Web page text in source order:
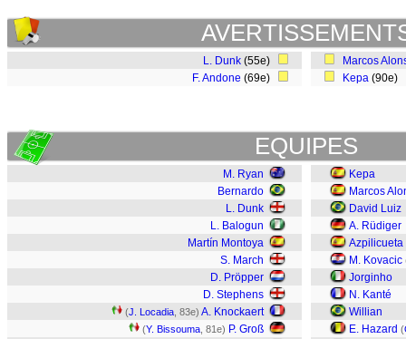
L. Dunk (55e)
F. Andone (69e)
Marcos
Kepa (90e)
EQUIPES
M. Ryan
Bernardo
L. Dunk
L. Balogun
Martín Montoya
S. March
D. Pröpper
D. Stephens
(J. Locadia , 83e) A. Knockaert
(Y. Bissouma , 81e) P. Groß
Kepa
Marcos
David Luiz
A. Rüdiger
Azpilicueta
M. Kovacic
Jorginho
N. Kanté
Willian
E. Hazard (